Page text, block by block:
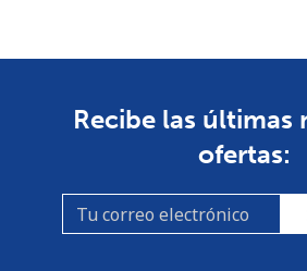
Recibe las últimas
ofertas: